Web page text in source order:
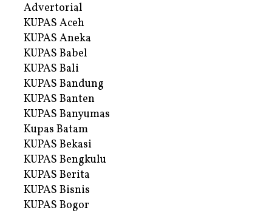
Advertorial
KUPAS Aceh
KUPAS Aneka
KUPAS Babel
KUPAS Bali
KUPAS Bandung
KUPAS Banten
KUPAS Banyumas
Kupas Batam
KUPAS Bekasi
KUPAS Bengkulu
KUPAS Berita
KUPAS Bisnis
KUPAS Bogor